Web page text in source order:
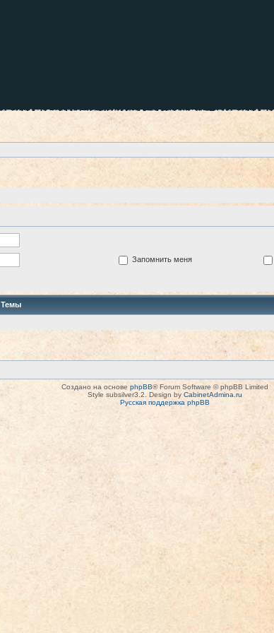
Запомнить меня
Темы
Создано на основе phpBB® Forum Software © phpBB Limited
Style subsilver3.2. Design by CabinetAdmina.ru
Русская поддержка phpBB